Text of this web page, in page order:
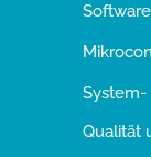
Qualität